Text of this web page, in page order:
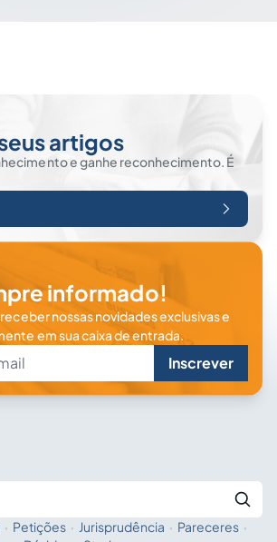
artigos
e ganhe reconhecimento. É
informado!
nossas novidades exclusivas e
em sua caixa de entrada.
Inscrever
· Petições · Jurisprudência · Pareceres ·